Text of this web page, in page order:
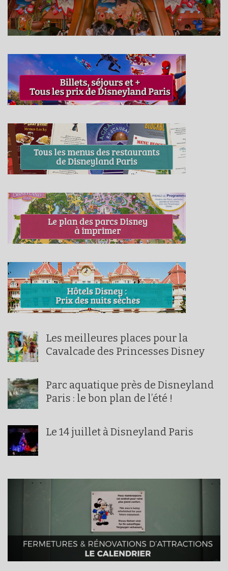
Les meilleures places pour la
Cavalcade des Princesses Disney
Parc aquatique près de Disneyland
Paris : le bon plan de l’été !
Le 14 juillet à Disneyland Paris